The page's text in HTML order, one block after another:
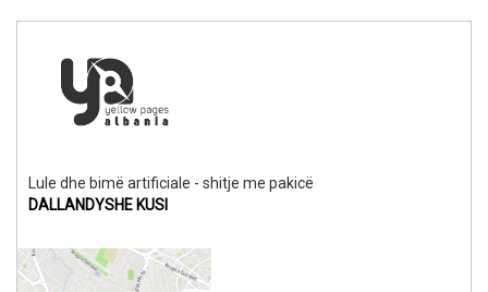
Lule dhe bimë artificiale - shitje me pakicë
DALLANDYSHE KUSI